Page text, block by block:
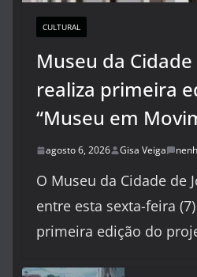
CULTURAL
Museu da Cidade
realiza primeira
“Museu em
agosto 6, 2026 Gisa Veiga
O Museu da Cidade de
entre esta sexta-feira
primeira edição do